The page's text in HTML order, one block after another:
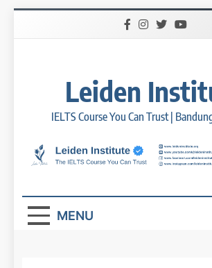
Leiden
IELTS Course You Can Trust |
MENU